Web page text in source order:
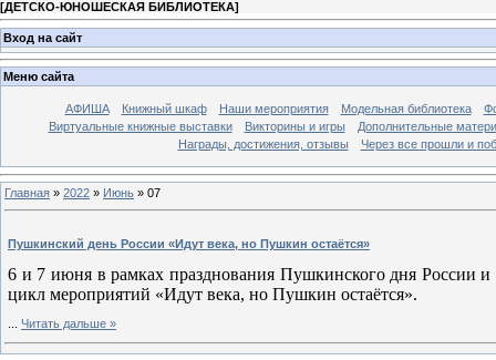
[ДЕТСКО-ЮНОШЕСКАЯ БИБЛИОТЕКА]
Вход на сайт
Меню сайта
АФИША Книжный шкаф Наши мероприятия Модельная библиотека
Виртуальные книжные выставки
Викторины и игры
Дополнительные
Награды, достижения, отзывы
Через все прошли и
Главная » 2022 » Июнь » 07
Пушкинский день России «Идут века, но Пушкин остаётся»
6 и 7 июня в рамках празднования Пушкинского дня России
цикл мероприятий «Идут века, но Пушкин остаётся».
Читать дальше »